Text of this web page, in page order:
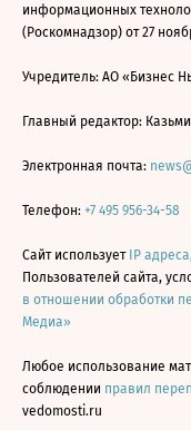
информационных
(Роскомнадзор) от 27
Учредитель: АО «Бизнес
Главный редактор:
Электронная почта:
Телефон: +7 495 956-34-58
Сайт использует IP
Пользователей сайта,
в отношении обработки
Медиа»
Любое использование
соблюдении правил
vedomosti.ru